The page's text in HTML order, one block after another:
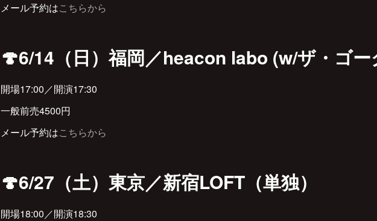
メール予約はこちらから
🍄6/14（日）福岡／heacon labo (w/ザ・ゴー
開場17:00／開演17:30
一般前売4500円
メール予約はこちらから
🍄6/27（土）東京／新宿LOFT（単独）
開場18:00／開演18:30